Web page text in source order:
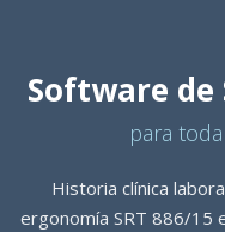
Software de
para
Historia clínica
ergonomía SRT 886/15